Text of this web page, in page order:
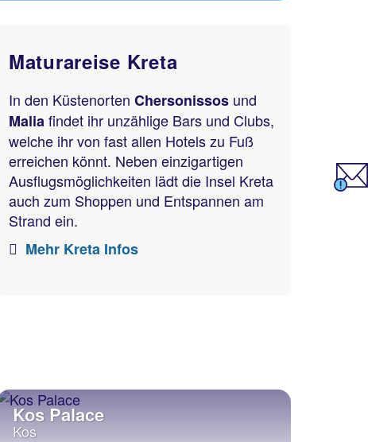
Maturareise Kreta
In den Küstenorten Chersonissos und
Maliafindet ihr unzählige Bars und Clubs,
welche ihr von fast allen Hotels zu Fuß
erreichen könnt. Neben einzigartigen
Ausflugsmöglichkeiten lädt die Insel Kreta
auch zum Shoppen und Entspannen am
Strand ein.
Mehr Kreta Infos
Kos Palace
Kos